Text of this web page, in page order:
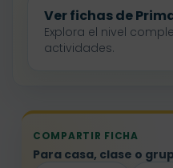
Ver fichas de
Explora el nivel
actividades.
COMPARTIR FICHA
Para casa, clase o